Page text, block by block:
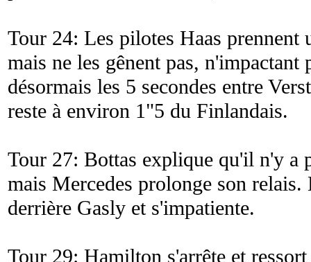
Tour 24: Les pilotes Haas prennent
mais ne les gênent pas, n'impactant
désormais les 5 secondes entre
reste à environ 1"5 du Finlandais.
Tour 27: Bottas explique qu'il n'y a
mais Mercedes prolonge son
derrière Gasly et s'impatiente.
Tour 29: Hamilton s'arrête et